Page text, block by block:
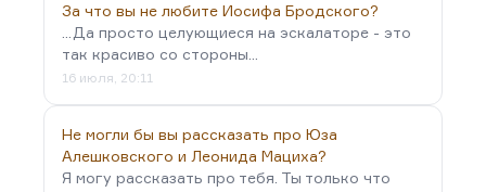
За что вы не любите Иосифа Бродского?
...Да просто целующиеся на эскалаторе - это
так красиво со стороны...
16 июля, 20:11
Не могли бы вы рассказать про Юза
Алешковского и Леонида Мациха?
Я могу рассказать про тебя. Ты только что